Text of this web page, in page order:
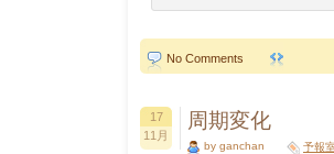
No Comments
17
11月
周期変化
by ganchan 予報